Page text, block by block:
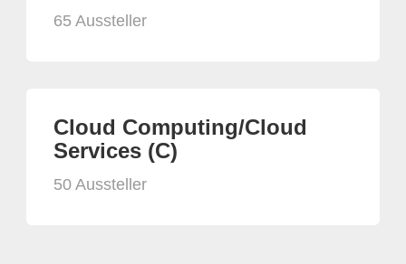
65 Aussteller
Cloud Computing/Cloud
Services (C)
50 Aussteller